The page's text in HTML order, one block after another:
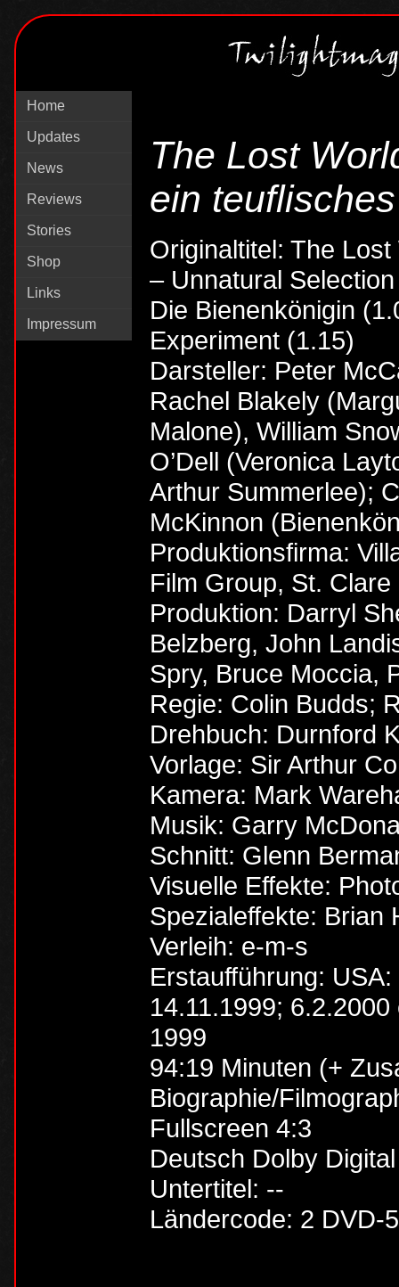
Home
Updates
News
Reviews
Stories
Shop
Links
Impressum
The Lost
ein
Originaltitel: The
– Unnatural
Die Bienenkönigin
Experiment (1.15)
Darsteller: Peter
Rachel Blakely
Malone), William
O’Dell (Veronica
Arthur Summerlee);
McKinnon
Produktionsfirma:
Film Group, St.
Produktion: Darryl
Belzberg, John
Spry, Bruce Moccia,
Regie: Colin Budds;
Drehbuch: Durnford
Vorlage: Sir Arthur
Kamera: Mark
Musik: Garry
Schnitt: Glenn
Visuelle Effekte:
Spezialeffekte: Brian
Verleih: e-m-s
Erstaufführung:
14.11.1999;
1999
94:19 Minuten (+
Biographie/
Fullscreen 4:3
Deutsch Dolby
Untertitel: --
Ländercode: 2 DVD-